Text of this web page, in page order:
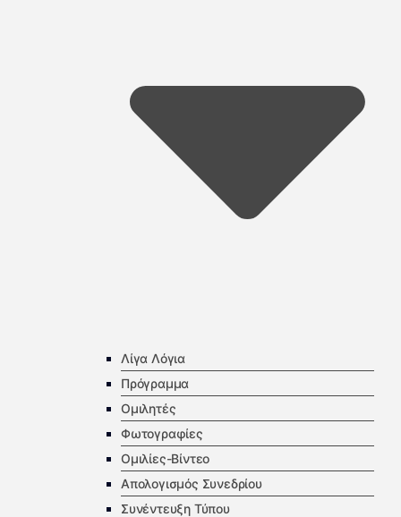
Λίγα Λόγια
Πρόγραμμα
Ομιλητές
Φωτογραφίες
Ομιλίες-Βίντεο
Απολογισμός Συνεδρίου
Συνέντευξη Τύπου